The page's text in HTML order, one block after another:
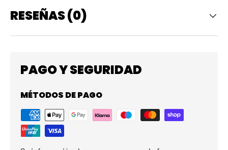
RESEÑAS (0)
PAGO Y SEGURIDAD
MÉTODOS DE PAGO